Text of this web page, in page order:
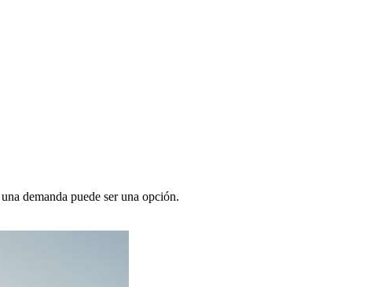
demanda puede ser una opción.